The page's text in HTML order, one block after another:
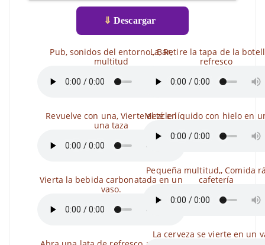
⇓ Descargar
Pub, sonidos del entorno., Bar,
multitud
Revuelve con una, Vierte el té en
una taza
Vierta la bebida carbonatada en un
vaso.
La, Retire la tapa de la
refresco
Mezcle líquido con hielo en
Pequeña multitud,, Comida
cafetería
La cerveza se vierte en un